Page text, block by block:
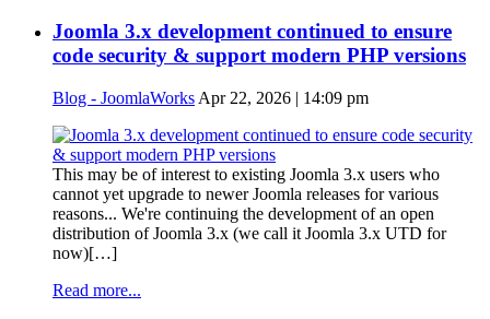
Joomla 3.x development continued to ensure
code security & support modern PHP versions
Blog - JoomlaWorks Apr 22, 2026 | 14:09 pm
This may be of interest to existing Joomla 3.x users who
cannot yet upgrade to newer Joomla releases for various
reasons... We're continuing the development of an open
distribution of Joomla 3.x (we call it Joomla 3.x UTD for
now)[…]
Read more...